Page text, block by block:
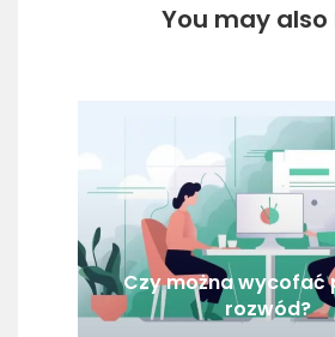
You may also
Czy można wycofać
rozwód?